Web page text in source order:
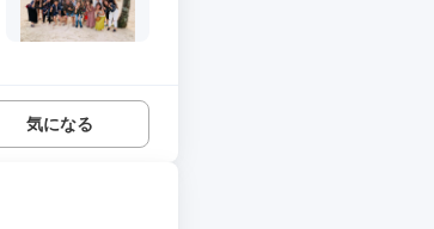
気になる